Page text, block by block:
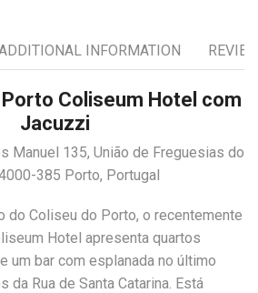
INFORMATION
Coliseum Hotel com
Jacuzzi
Manuel 135, União de Freguesias do
385 Porto, Portugal
do Coliseu do Porto, o recentemente
Hotel apresenta quartos
um bar com esplanada no último
da Rua de Santa Catarina. Está